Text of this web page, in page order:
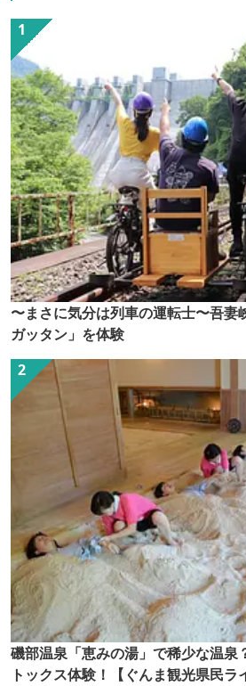
〜まさに気分は列車の運転士〜吾妻
ガッタン」を体験
磯部温泉「恵みの湯」で稀少な温泉
トックス体験！【ぐんま観光県民ラ